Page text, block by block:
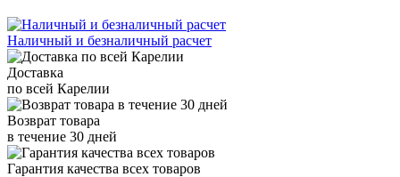
Наличный и безналичный расчет
Доставка
по всей Карелии
Возврат товара
в течение 30 дней
Гарантия качества всех товаров